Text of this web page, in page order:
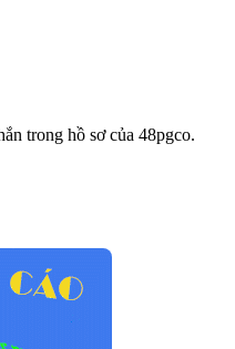
trong hồ sơ của 48pgco.